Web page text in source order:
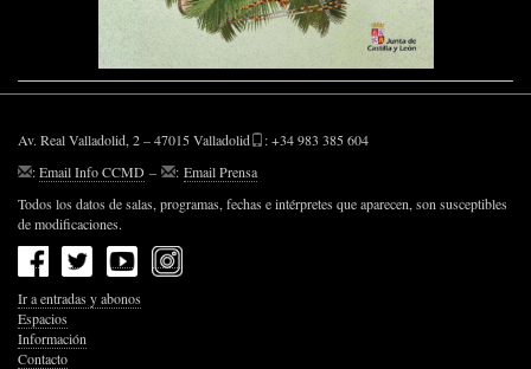
Av. Real Valladolid, 2 – 47015 Valladolid
: +34 983 385 604
:Email Info CCMD – : Email Prensa
Todos los datos de salas, programas, fechas e intérpretes que aparecen, son susceptibles
de modificaciones.
Ir a entradas y abonos
Espacios
Información
Contacto